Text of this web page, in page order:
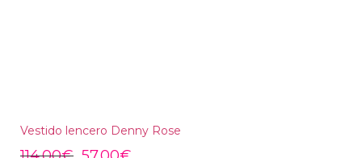
Vestido lencero Denny Rose